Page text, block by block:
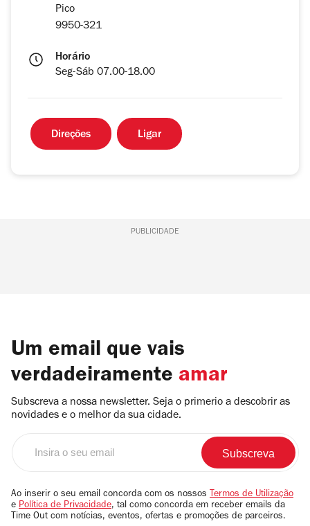
Pico
9950-321
Horário
Seg-Sáb 07.00-18.00
Direções Ligar
PUBLICIDADE
Um email que vais
verdadeiramente amar
Subscreva a nossa newsletter. Seja o primerio a descobrir as
novidades e o melhor da sua cidade.
email
Ao inserir o seu email concorda com os nossos Termos de Utilização
e Política de Privacidade, tal como concorda em receber emails da
Time Out com notícias, eventos, ofertas e promoções de parceiros.